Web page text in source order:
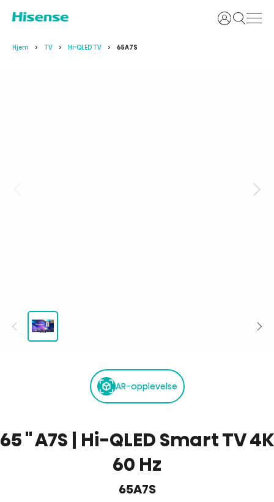
Logg inn
Hjem TV Hi-QLED TV 65A7S
AR-opplevelse
65 '' A7S | Hi-QLED Smart TV 4K
60 Hz
65A7S